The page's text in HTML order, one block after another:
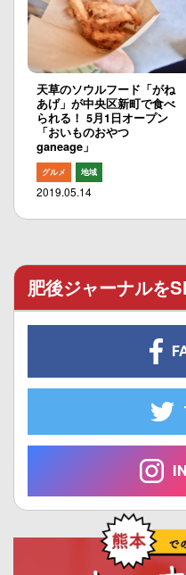
天草のソウルフード「がね
あげ」が中央区新町で食べ
られる！ 5月1日オープン
「おいものおやつ
ganeage」
グルメ 地域
2019.05.14
肥後ジャーナルを